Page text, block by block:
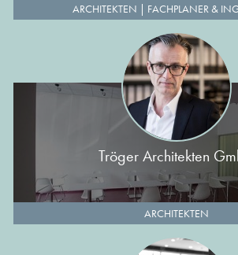
ARCHITEKTEN | FACHPLANER &
Tröger Architekten
ARCHITEKTEN